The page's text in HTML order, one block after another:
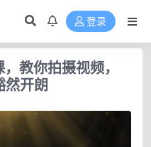
登录
教你拍摄视频，
然开朗